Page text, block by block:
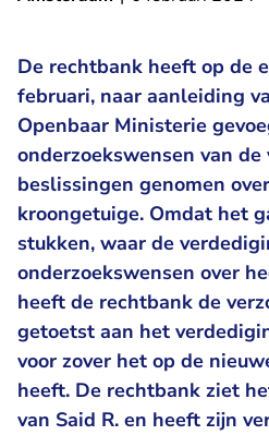
De rechtbank heeft op de
februari, naar aanleiding
Openbaar Ministerie
onderzoekswensen van
beslissingen genomen
kroongetuige. Omdat het
stukken, waar de
onderzoekswensen over
heeft de rechtbank de
getoetst aan het
voor zover het op de
heeft. De rechtbank ziet
van Said R. en heeft zijn